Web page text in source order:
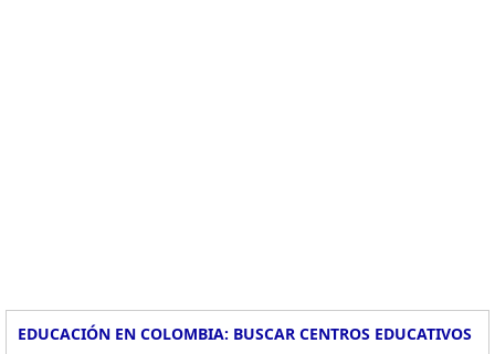
EDUCACIÓN EN COLOMBIA: BUSCAR CENTROS EDUCATIVOS